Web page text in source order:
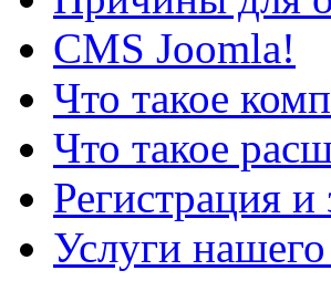
CMS Joomla!
Что такое
Что такое
Регистрация и
Услуги нашего